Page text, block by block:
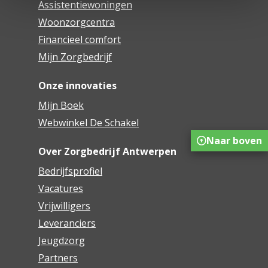
Assistentiewoningen
Woonzorgcentra
Financieel comfort
Mijn Zorgbedrijf
Onze innovaties
Mijn Boek
Webwinkel De Schakel
Over Zorgbedrijf Antwerpen
Bedrijfsprofiel
Vacatures
Vrijwilligers
Leveranciers
Jeugdzorg
Partners
Naar boven